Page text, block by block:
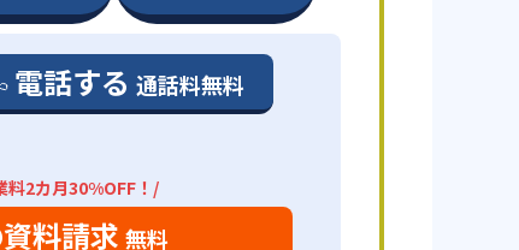
電話する 通話料無料
料2カ月30%OFF！/
料請求 無料